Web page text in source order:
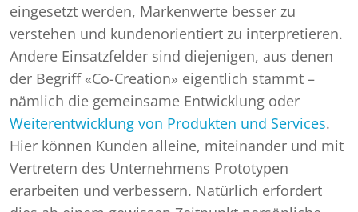
eingesetzt werden, Markenwerte besser zu
verstehen und kundenorientiert zu interpretieren.
Andere Einsatzfelder sind diejenigen, aus denen
der Begriff «Co-Creation» eigentlich stammt –
nämlich die gemeinsame Entwicklung oder
Weiterentwicklung von Produkten und Services.
Hier können Kunden alleine, miteinander und mit
Vertretern des Unternehmens Prototypen
erarbeiten und verbessern. Natürlich erfordert